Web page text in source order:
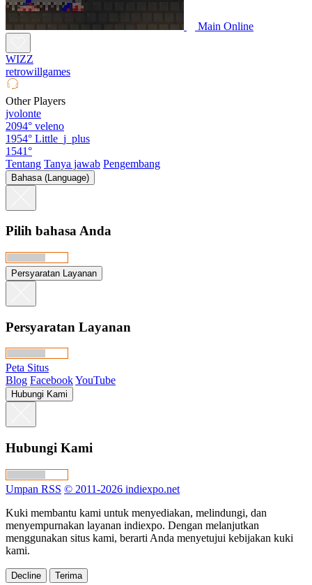
Main Online
WIZZ
retrowillgames
Other Players
jvolonte
2094° veleno
1954° Little_j_plus
1541°
Tentang Tanya jawab Pengembang
Bahasa (Language)
Pilih bahasa Anda
Persyaratan Layanan
Persyaratan Layanan
Peta Situs
Blog FacebookYouTube
Hubungi Kami
Hubungi Kami
Umpan RSS © 2011-2026 indiexpo.net
Kuki membantu kami untuk menyediakan, melindungi, dan
menyempurnakan layanan indiexpo. Dengan melanjutkan
menggunakan situs kami, berarti Anda menyetujui kebijakan kuki
kami.
Decline Terima